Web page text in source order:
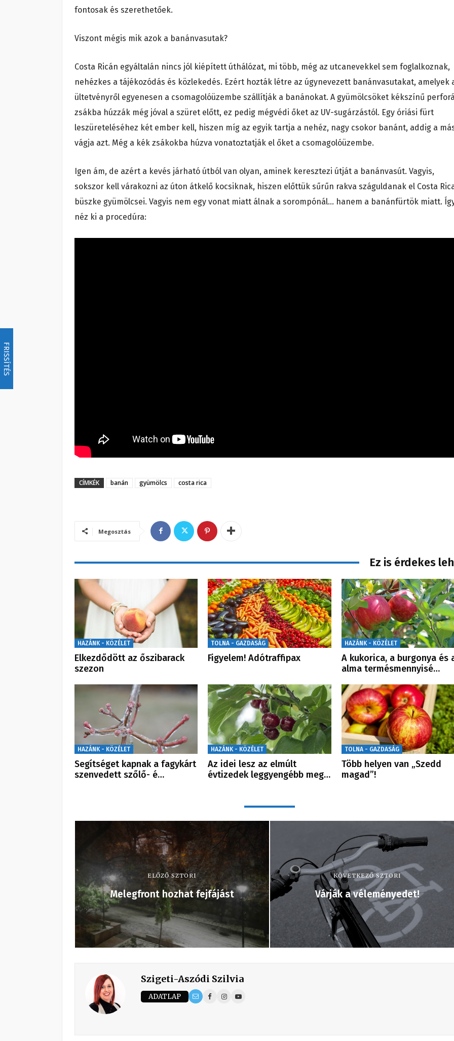
FRISSÍTÉS
fontosak és szerethetőek.
Viszont mégis mik azok a banánvasutak?
Costa Ricán egyáltalán nincs jól kiépített úthálózat, mi több, még az utcanevekkel sem foglalkoznak,
nehézkes a tájékozódás és közlekedés. Ezért hozták létre az úgynevezett banánvasutakat, amelyek
ültetvényről egyenesen a csomagolóüzembe szállítják a banánokat. A gyümölcsöket kékszínű
zsákba húzzák még jóval a szüret előtt, ez pedig mégvédi őket az UV-sugárzástól. Egy óriási fürt
leszüreteléséhez két ember kell, hiszen míg az egyik tartja a nehéz, nagy csokor banánt, addig a
vágja azt. Még a kék zsákokba húzva vonatoztatják el őket a csomagolóüzembe.
Igen ám, de azért a kevés járható útból van olyan, aminek keresztezi útját a banánvasút. Vagyis,
sokszor kell várakozni az úton átkelő kocsiknak, hiszen előttük sűrűn rakva száguldanak el Costa
büszke gyümölcsei. Vagyis nem egy vonat miatt álnak a sorompónál… hanem a banánfürtök miatt.
néz ki a procedúra:
CÍMKÉK banán gyümölcs costa rica
Megosztás
Ez is érdekes
HAZÁNK - KÖZÉLET
Elkezdődött az őszibarack
szezon
TOLNA - GAZDASÁG
Figyelem! Adótraffipax
HAZÁNK - KÖZÉLET
A kukorica, a burgonya és
alma termésmennyisé…
HAZÁNK - KÖZÉLET
Segítséget kapnak a fagykárt
szenvedett szőlő- é…
HAZÁNK - KÖZÉLET
Az idei lesz az elmúlt
évtizedek leggyengébb meg…
TOLNA - GAZDASÁG
Több helyen van „Szedd
magad”!
ELŐZŐ SZTORI
Melegfront hozhat fejfájást
KÖVETKEZŐ SZTORI
Várják a véleményedet!
Szigeti-Aszódi Szilvia
ADATLAP